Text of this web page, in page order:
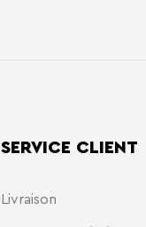
SERVICE CLIENT
Livraison